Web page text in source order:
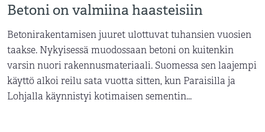
Betoni on valmiina haasteisiin
Betonirakentamisen juuret ulottuvat tuhansien vuosien
taakse. Nykyisessä muodossaan betoni on kuitenkin
varsin nuori rakennusmateriaali. Suomessa sen laajempi
käyttö alkoi reilu sata vuotta sitten, kun Paraisilla ja
Lohjalla käynnistyi kotimaisen sementin...